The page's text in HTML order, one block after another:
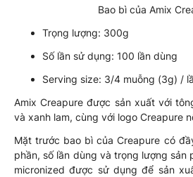
Bao bì của Amix
Trọng lượng: 300g
Số lần sử dụng: 100 lần dùng
Serving size: 3/4 muỗng (3g) /
Amix Creapure được sản xuất với
và xanh lam, cùng với logo Creapure
Mặt trước bao bì của Creapure có
phần, số lần dùng và trọng lượng sản
micronized được sử dụng để sản